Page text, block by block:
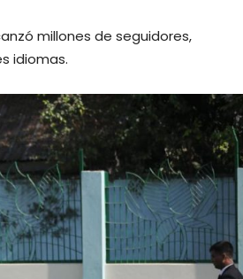
millones de seguidores,
idiomas.